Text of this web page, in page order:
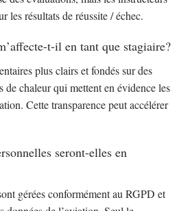
les résultats de réussite / échec.
t-il en tant que stagiaire?
plus clairs et fondés sur des
de chaleur qui mettent en évidence les
Cette transparence peut accélérer
seront-elles en
gérées conformément au RGPD et